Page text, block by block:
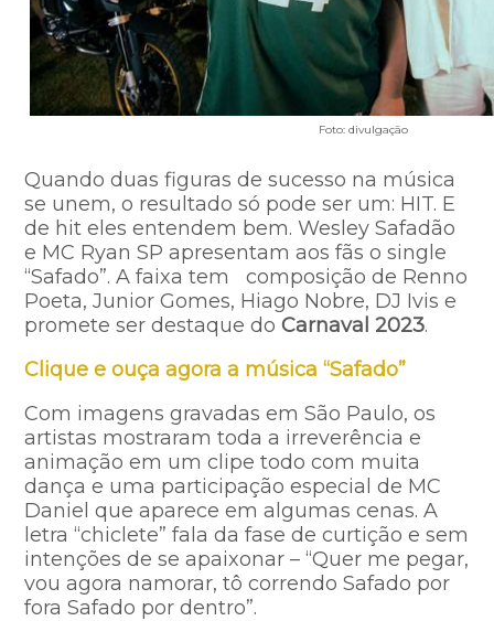
Foto: divulgação
Quando duas figuras de sucesso na música
se unem, o resultado só pode ser um: HIT. E
de hit eles entendem bem. Wesley Safadão
e MC Ryan SP apresentam aos fãs o single
“Safado”. A faixa tem composição de Renno
Poeta, Junior Gomes, Hiago Nobre, DJ Ivis e
promete ser destaque doCarnaval 2023.
Clique e ouça agora a música “Safado”
Com imagens gravadas em São Paulo, os
artistas mostraram toda a irreverência e
animação em um clipe todo com muita
dança e uma participação especial de MC
Daniel que aparece em algumas cenas. A
letra “chiclete” fala da fase de curtição e sem
intenções de se apaixonar – “Quer me pegar,
vou agora namorar, tô correndo Safado por
fora Safado por dentro”.